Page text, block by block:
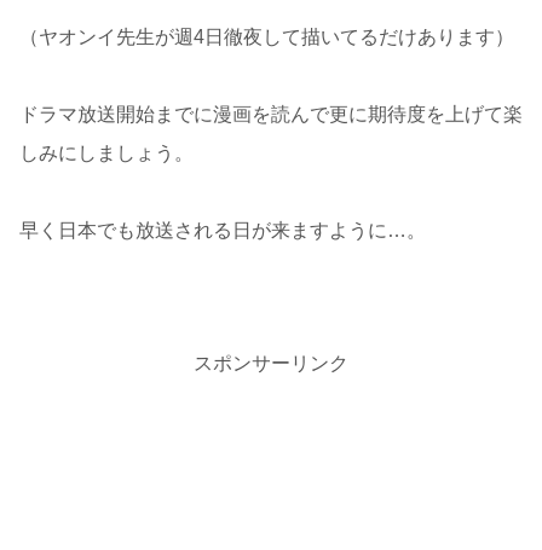
（ヤオンイ先生が週4日徹夜して描いてるだけあります）
ドラマ放送開始までに漫画を読んで更に期待度を上げて楽
しみにしましょう。
早く日本でも放送される日が来ますように…。
スポンサーリンク